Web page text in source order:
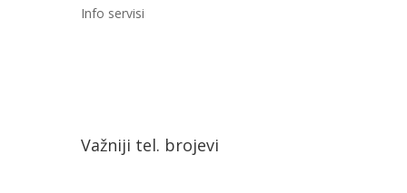
Info servisi
Važniji tel. brojevi